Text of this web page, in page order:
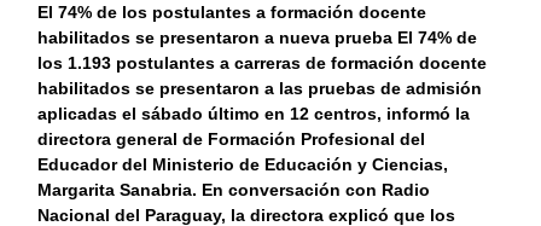
El 74% de los postulantes a formación docente
habilitados se presentaron a nueva prueba El 74% de
los 1.193 postulantes a carreras de formación docente
habilitados se presentaron a las pruebas de admisión
aplicadas el sábado último en 12 centros, informó la
directora general de Formación Profesional del
Educador del Ministerio de Educación y Ciencias,
Margarita Sanabria. En conversación con Radio
Nacional del Paraguay, la directora explicó que los